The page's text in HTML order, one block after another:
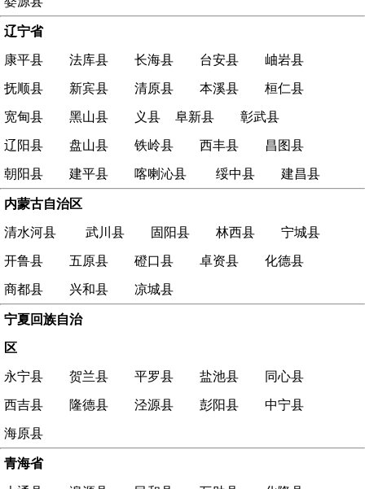
辽宁省
康平县 法库县 长海县 台安县 岫岩县
抚顺县 新宾县 清原县 本溪县 桓仁县
宽甸县 黑山县 义县 阜新县 彰武县
辽阳县 盘山县 铁岭县 西丰县 昌图县
朝阳县 建平县 喀喇沁县 绥中县 建昌县
内蒙古自治区
清水河县 武川县 固阳县 林西县 宁城县
开鲁县 五原县 磴口县 卓资县 化德县
商都县 兴和县 凉城县
宁夏回族自治
区
永宁县 贺兰县 平罗县 盐池县 同心县
西吉县 隆德县 泾源县 彭阳县 中宁县
海原县
青海省